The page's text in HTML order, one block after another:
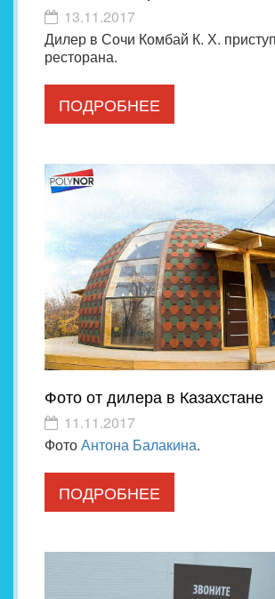
13.11.2017
Дилер в Сочи Комбай К. Х.
ресторана.
ПОДРОБНЕЕ
Фото от дилера в Казахстане
11.11.2017
ФотоАнтона Балакина.
ПОДРОБНЕЕ